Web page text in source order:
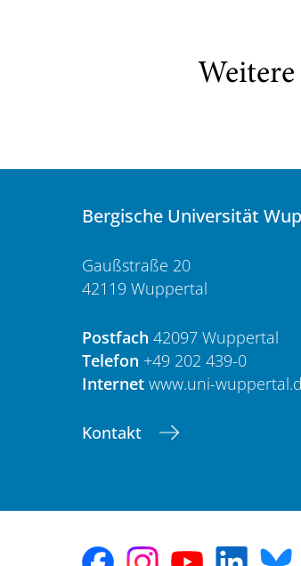
Bergische Universität
Gaußstraße 20
42119 Wuppertal
Postfach 42097 Wuppertal
Telefon +49 202 439-0
Internet www.uni-
Kontakt